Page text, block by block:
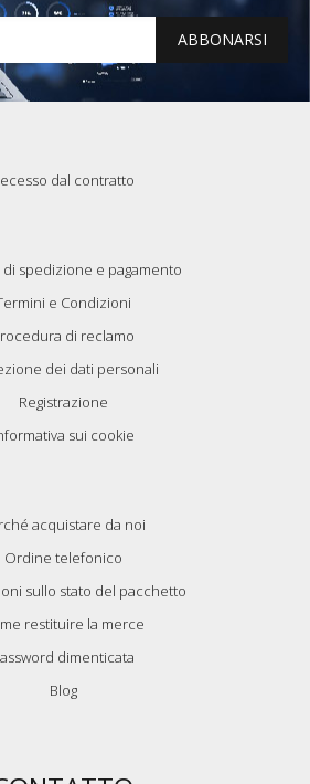
ABBONARSI
dal contratto
di spedizione e pagamento
e Condizioni
di reclamo
dei dati personali
Registrazione
sui cookie
acquistare da noi
Ordine telefonico
sullo stato del pacchetto
restituire la merce
dimenticata
Blog